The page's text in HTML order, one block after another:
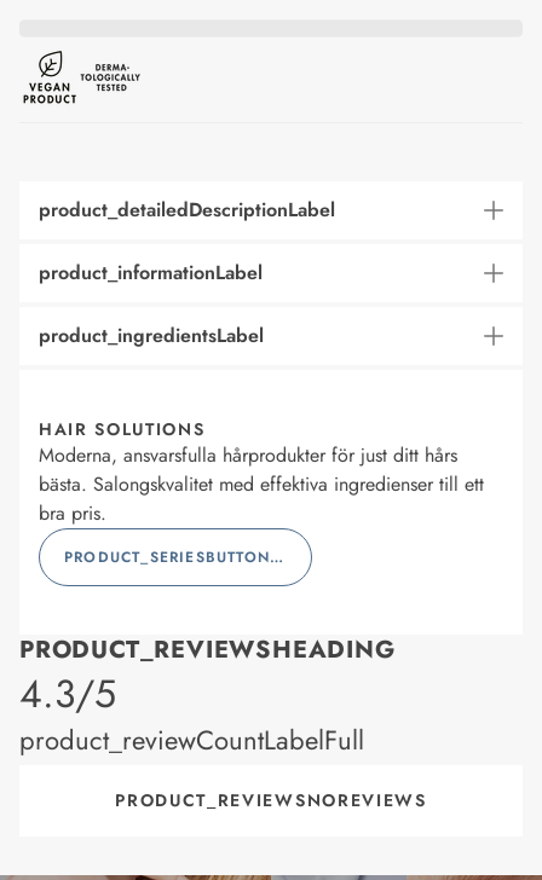
product_detailedDescriptionLabel
product_informationLabel
product_ingredientsLabel
HAIR SOLUTIONS
Moderna, ansvarsfulla hårprodukter för just ditt hårs
bästa. Salongskvalitet med effektiva ingredienser till ett
bra pris.
PRODUCT_SERIESBUTTONLABEL
PRODUCT_REVIEWSHEADING
product_rating
4.3/5
product_reviewCountLabelFull
PRODUCT_REVIEWSNOREVIEWS